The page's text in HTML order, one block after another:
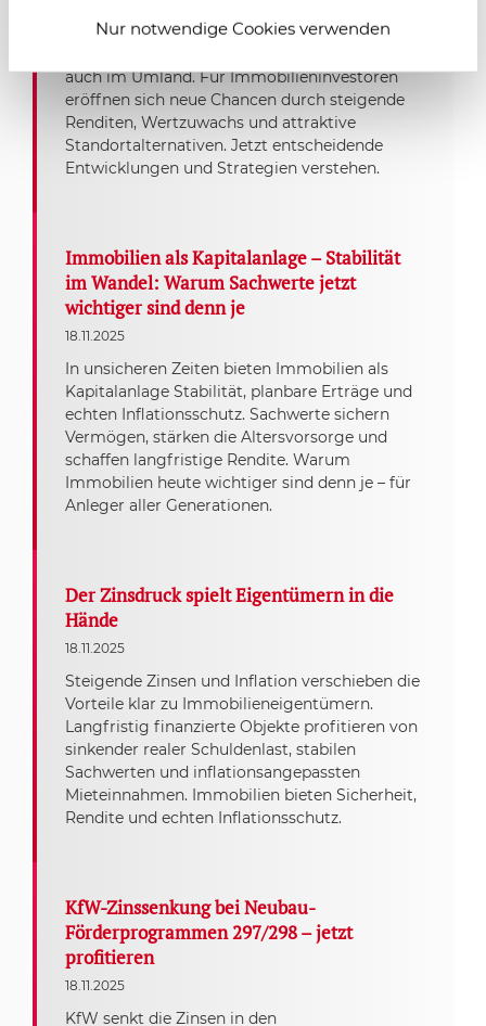
Nur notwendige Cookies verwenden
Die Mieten in Deutschland steigen seit 2022
auch im Umland. Für Immobilieninvestoren
eröffnen sich neue Chancen durch steigende
Renditen, Wertzuwachs und attraktive
Standortalternativen. Jetzt entscheidende
Entwicklungen und Strategien verstehen.
Immobilien als Kapitalanlage – Stabilität
im Wandel: Warum Sachwerte jetzt
wichtiger sind denn je
18.11.2025
In unsicheren Zeiten bieten Immobilien als
Kapitalanlage Stabilität, planbare Erträge und
echten Inflationsschutz. Sachwerte sichern
Vermögen, stärken die Altersvorsorge und
schaffen langfristige Rendite. Warum
Immobilien heute wichtiger sind denn je – für
Anleger aller Generationen.
Der Zinsdruck spielt Eigentümern in die
Hände
18.11.2025
Steigende Zinsen und Inflation verschieben die
Vorteile klar zu Immobilieneigentümern.
Langfristig finanzierte Objekte profitieren von
sinkender realer Schuldenlast, stabilen
Sachwerten und inflationsangepassten
Mieteinnahmen. Immobilien bieten Sicherheit,
Rendite und echten Inflationsschutz.
KfW-Zinssenkung bei Neubau-
Förderprogrammen 297/298 – jetzt
profitieren
18.11.2025
KfW senkt die Zinsen in den